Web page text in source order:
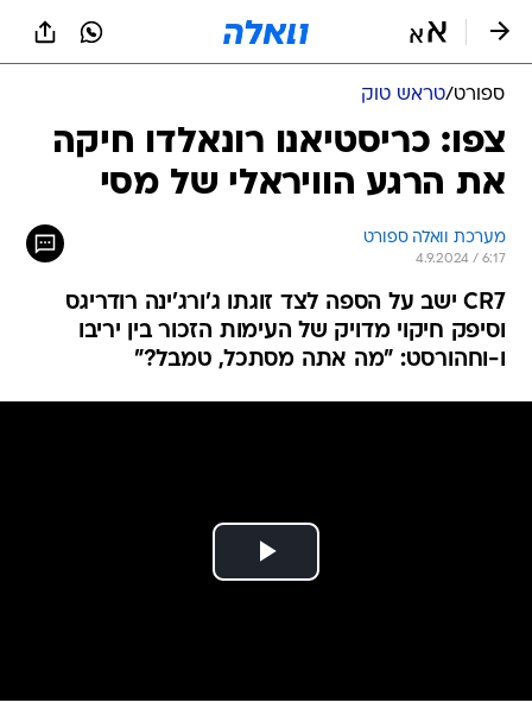
ספורט/טראש טוק
צפו: כריסטיאנו רונאלדו חיקה
את הרגע הוויראלי של מסי
מערכת וואלה ספורט
4.9.2024 / 6:17
CR7 ישב על הספה לצד זוגתו ג'ורג'ינה רודריגס
וסיפק חיקוי מדויק של העימות הזכור בין יריבו
ו-וחהורסט: "מה אתה מסתכל, טמבל?"